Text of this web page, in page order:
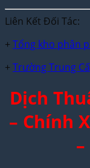
Liên Kết Đối Tác:
+ Tổng kho phân
+ Trường Trung
Dịch
– Chính